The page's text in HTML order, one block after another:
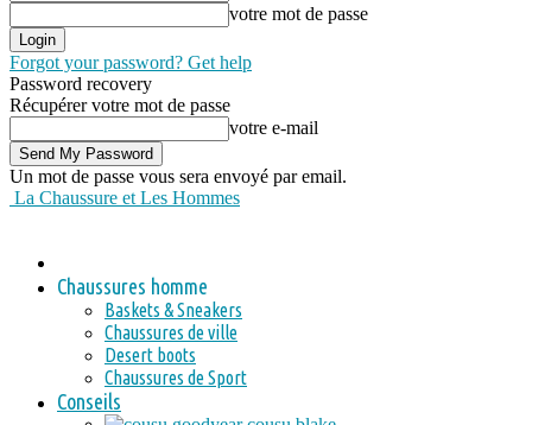
votre mot de passe
Forgot your password? Get help
Password recovery
Récupérer votre mot de passe
votre e-mail
Un mot de passe vous sera envoyé par email.
La Chaussure et Les Hommes
Chaussures homme
Baskets & Sneakers
Chaussures de ville
Desert boots
Chaussures de Sport
Conseils